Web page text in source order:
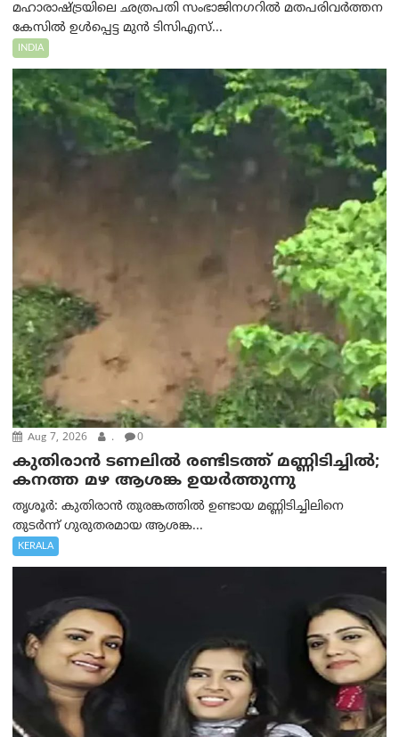
മഹാരാഷ്ട്രയിലെ ഛത്രപതി സംഭാജിനഗറിൽ മതപരിവർത്തന
കേസിൽ ഉൾപ്പെട്ട മുൻ ടിസിഎസ്...
INDIA
Aug 7, 2026 . 0
കുതിരാൻ ടണലിൽ രണ്ടിടത്ത് മണ്ണിടിച്ചിൽ;
കനത്ത മഴ ആശങ്ക ഉയർത്തുന്നു
തൃശൂർ: കുതിരാൻ തുരങ്കത്തിൽ ഉണ്ടായ മണ്ണിടിച്ചിലിനെ
തുടർന്ന് ഗുരുതരമായ ആശങ്ക...
KERALA